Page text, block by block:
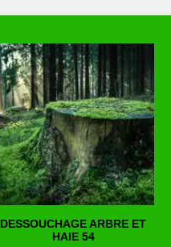
DESSOUCHAGE ARBRE ET
HAIE 54